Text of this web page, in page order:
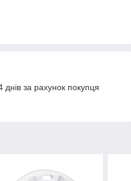
за рахунок покупця